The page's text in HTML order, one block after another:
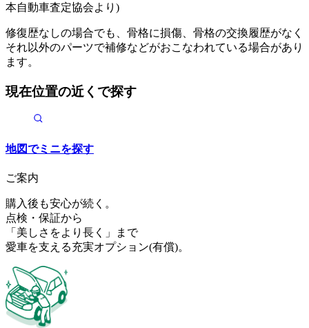
本自動車査定協会より)
修復歴なしの場合でも、骨格に損傷、骨格の交換履歴がなく
それ以外のパーツで補修などがおこなわれている場合があり
ます。
現在位置の近くで探す
地図でミニを探す
ご案内
購入後も安心が続く。
点検・保証から
「美しさをより長く」まで
愛車を支える充実オプション(有償)。